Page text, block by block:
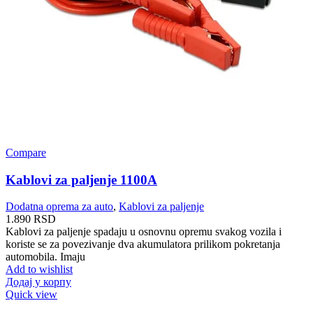
Compare
Kablovi za paljenje 1100A
Dodatna oprema za auto, Kablovi za paljenje
1.890 RSD
Kablovi za paljenje spadaju u osnovnu opremu svakog vozila i
koriste se za povezivanje dva akumulatora prilikom pokretanja
automobila. Imaju
Add to wishlist
Додај у корпу
Quick view